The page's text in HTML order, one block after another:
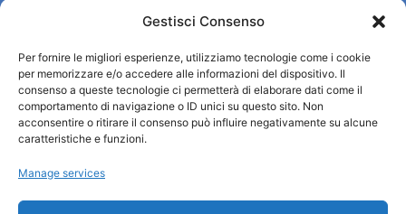
Gestisci Consenso
Per fornire le migliori esperienze, utilizziamo tecnologie come i cookie
per memorizzare e/o accedere alle informazioni del dispositivo. Il
consenso a queste tecnologie ci permetterà di elaborare dati come il
comportamento di navigazione o ID unici su questo sito. Non
acconsentire o ritirare il consenso può influire negativamente su alcune
caratteristiche e funzioni.
Manage services
Turismo Padova
Who we are
Privacy policy